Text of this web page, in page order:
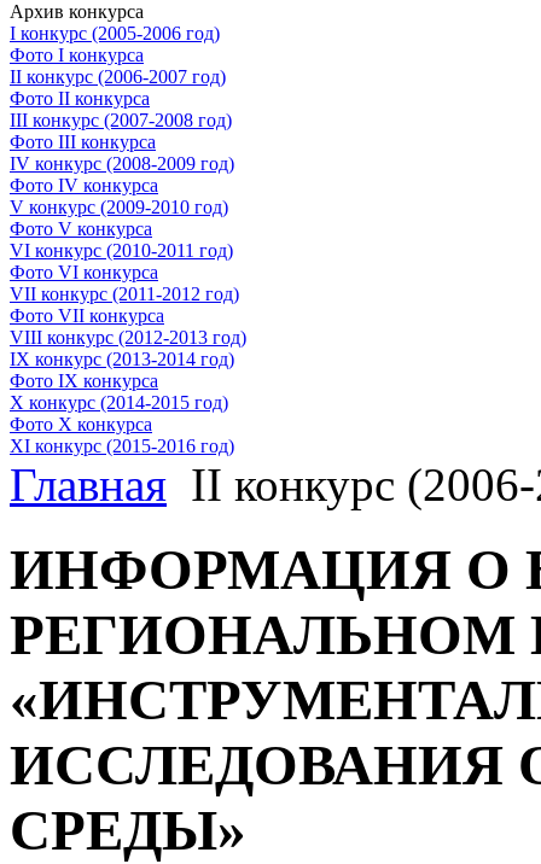
Архив конкурса
I конкурс (2005-2006 год)
Фото I конкурса
II конкурс (2006-2007 год)
Фото II конкурса
III конкурс (2007-2008 год)
Фото III конкурса
IV конкурс (2008-2009 год)
Фото IV конкурса
V конкурс (2009-2010 год)
Фото V конкурса
VI конкурс (2010-2011 год)
Фото VI конкурса
VII конкурс (2011-2012 год)
Фото VII конкурса
VIII конкурс (2012-2013 год)
IX конкурс (2013-2014 год)
Фото IX конкурса
X конкурс (2014-2015 год)
Фото X конкурса
XI конкурс (2015-2016 год)
Главная II конкурс
ИНФОРМАЦИЯ О
РЕГИОНАЛЬНОМ
СРЕДЫ»